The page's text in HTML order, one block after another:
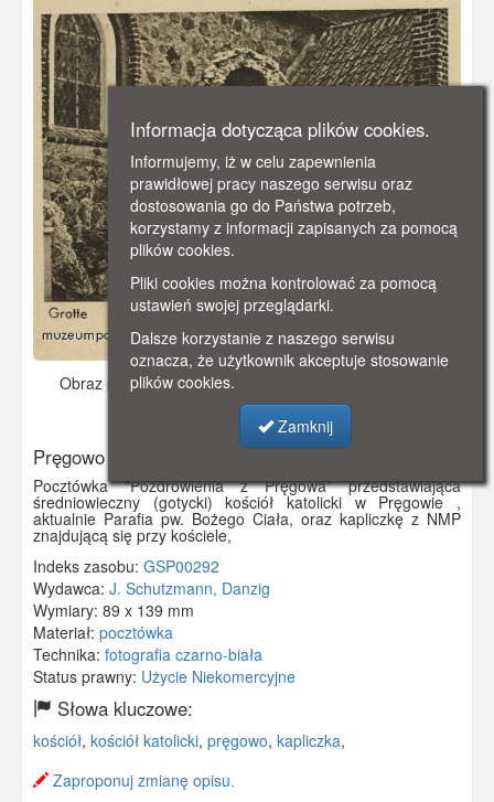
Obraz pochodzi zok. 1930 r.
Wyświetlono: 3267
Pręgowo
Pocztówka "Pozdrowienia z Pręgowa" przedstawiająca
średniowieczny (gotycki) kościół katolicki w Pręgowie ,
aktualnie Parafia pw. Bożego Ciała, oraz kapliczkę z NMP
znajdującą się przy kościele,
Indeks zasobu: GSP00292
Wydawca: J. Schutzmann, Danzig
Wymiary: 89 x 139 mm
Materiał: pocztówka
Technika: fotografia czarno-biała
Status prawny: Użycie Niekomercyjne
Słowa kluczowe:
kościół, kościół katolicki, pręgowo, kapliczka,
Zaproponuj zmianę opisu.
Informacja dotycząca plików cookies.
Informujemy, iż w celu zapewnienia
prawidłowej pracy naszego serwisu oraz
dostosowania go do Państwa potrzeb,
korzystamy z informacji zapisanych za pomocą
plików cookies.
Pliki cookies można kontrolować za pomocą
ustawień swojej przeglądarki.
Dalsze korzystanie z naszego serwisu
oznacza, że użytkownik akceptuje stosowanie
plików cookies.
Zamknij